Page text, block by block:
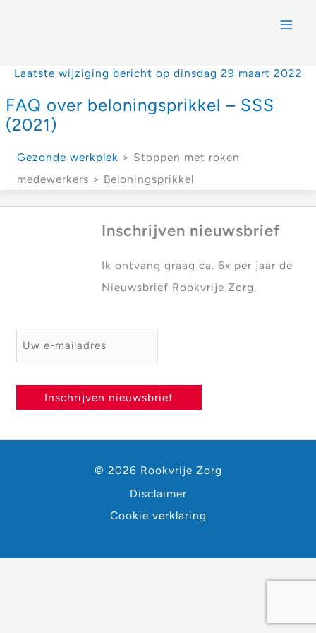
Laatste wijziging bericht op dinsdag 29 maart 2022
FAQ over beloningsprikkel – SSS
(2021)
Gezonde werkplek > Stoppen met roken
medewerkers > Beloningsprikkel
Inschrijven nieuwsbrief
Ik ontvang graag ca. 6x per jaar de
Nieuwsbrief Rookvrije Zorg.
E-mailadres *
Inschrijven nieuwsbrief
© 2026 Rookvrije Zorg
Disclaimer
Cookie verklaring